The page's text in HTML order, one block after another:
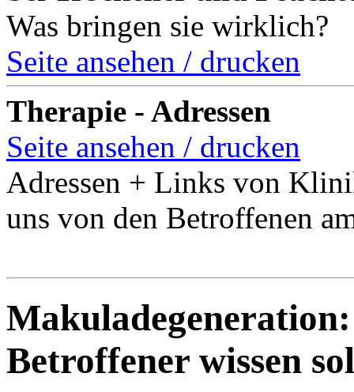
Was bringen sie wirklich?
Seite ansehen / drucken
Therapie - Adressen
Seite ansehen / drucken
Adressen + Links von
uns von den Betroffenen
Betroffener wissen